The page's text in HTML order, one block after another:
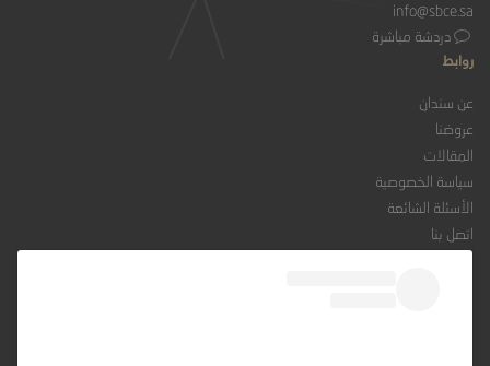
info@sbce.sa
دردشة مباشرة
روابط
عن سندان
عروضنا
المقالات
سياسة الخصوصية
الأسئلة الشائعة
اتصل بنا